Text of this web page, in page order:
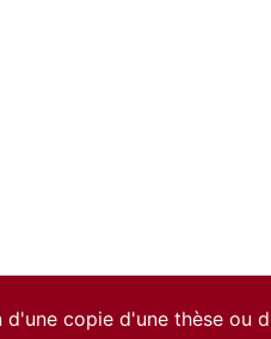
d'une copie d'une thèse ou